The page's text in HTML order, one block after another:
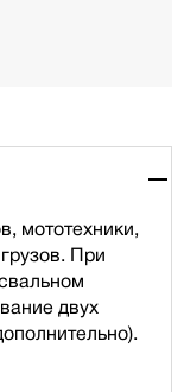
мототехники,
При
двух